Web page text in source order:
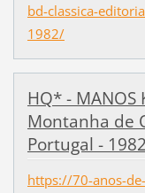
bd-classica-
1982/
HQ* - MANOS
Montanha de
Portugal -
https://70-anos-